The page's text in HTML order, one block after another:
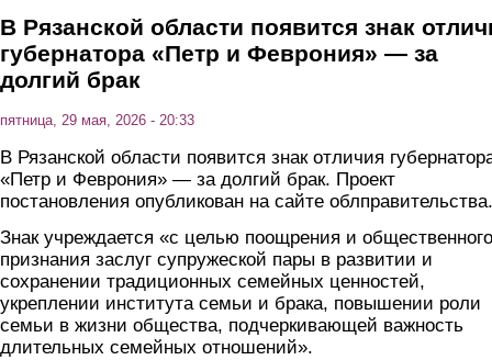
В Рязанской области появится знак
губернатора «Петр и Феврония» — за
долгий брак
пятница, 29 мая, 2026 - 20:33
В Рязанской области появится знак отличия
«Петр и Феврония» — за долгий брак. Проект
постановления опубликован на сайте облправительства.
Знак учреждается «с целью поощрения и общественного
признания заслуг супружеской пары в развитии и
сохранении традиционных семейных ценностей,
укреплении института семьи и брака, повышении роли
семьи в жизни общества, подчеркивающей важность
длительных семейных отношений».